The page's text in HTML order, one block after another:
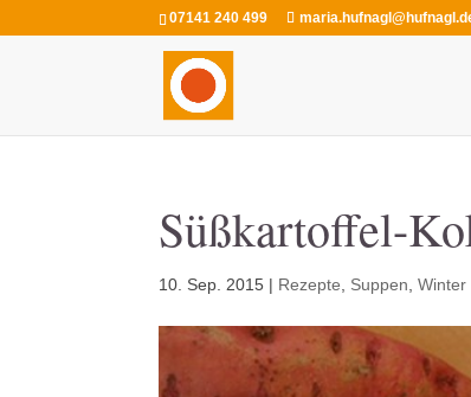
07141 240 499
Süßkartoffel-
10. Sep. 2015 | Rezepte Suppen ,Winter